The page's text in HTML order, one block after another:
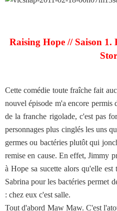
Raising Hope // Saison 1.
Cette comédie toute fraîche fait
nouvel épisode m'a encore permis
de la franche rigolade, c'est pas
personnages plus cinglés les uns
germes ou bactéries plutôt qui
remise en cause. En effet, Jimmy
à Hope sa sucette alors qu'elle
Sabrina pour les bactéries permet
: chez eux c'est salle.
Tout d'abord Maw Maw. C'est